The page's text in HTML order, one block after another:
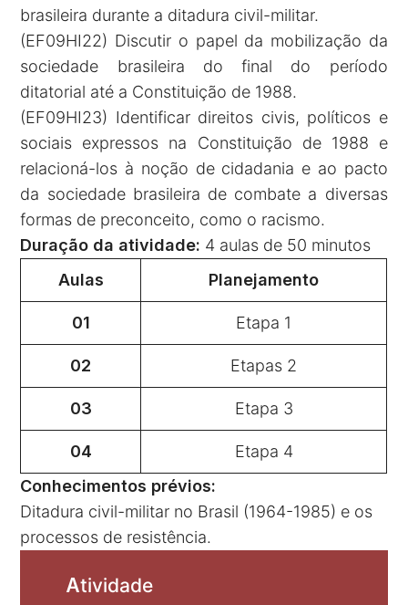
brasileira durante a ditadura civil-militar.
(EF09HI22) Discutir o papel da mobilização da
sociedade brasileira do final do período
ditatorial até a Constituição de 1988.
(EF09HI23) Identificar direitos civis, políticos e
sociais expressos na Constituição de 1988 e
relacioná-los à noção de cidadania e ao pacto
da sociedade brasileira de combate a diversas
formas de preconceito, como o racismo.
Duração da atividade: 4 aulas de 50 minutos
Aulas
Planejamento
01 Etapa 1
02 Etapas 2
03 Etapa 3
04
Etapa 4
Conhecimentos prévios:
Ditadura civil-militar no Brasil (1964-1985) e os
processos de resistência.
Atividade